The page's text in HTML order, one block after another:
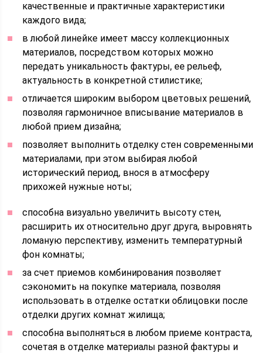
качественные и практичные характеристики
каждого вида;
в любой линейке имеет массу коллекционных
материалов, посредством которых можно
передать уникальность фактуры, ее рельеф,
актуальность в конкретной стилистике;
отличается широким выбором цветовых решений,
позволяя гармоничное вписывание материалов в
любой прием дизайна;
позволяет выполнить отделку стен современными
материалами, при этом выбирая любой
исторический период, внося в атмосферу
прихожей нужные ноты;
способна визуально увеличить высоту стен,
расширить их относительно друг друга, выровнять
ломаную перспективу, изменить температурный
фон комнаты;
за счет приемов комбинирования позволяет
сэкономить на покупке материала, позволяя
использовать в отделке остатки облицовки после
отделки других комнат жилища;
способна выполняться в любом приеме контраста,
сочетая в отделке материалы разной фактуры и